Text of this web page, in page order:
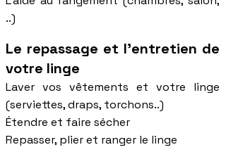
..)
Le repassage et l'entretien de
votre linge
Laver vos vêtements et votre linge
(serviettes, draps, torchons..)
Étendre et faire sécher
Repasser, plier et ranger le linge